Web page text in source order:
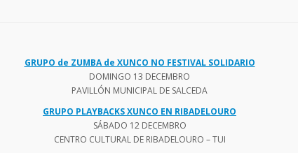
GRUPO de ZUMBA de XUNCO NO FESTIVAL SOLIDARIO
DOMINGO 13 DECEMBRO
PAVILLÓN MUNICIPAL DE SALCEDA
GRUPO PLAYBACKS XUNCO EN RIBADELOURO
SÁBADO 12 DECEMBRO
CENTRO CULTURAL DE RIBADELOURO – TUI